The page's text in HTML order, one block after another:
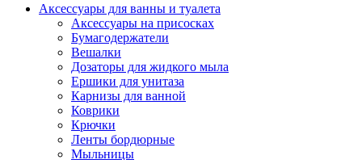
Аксессуары для ванны и туалета
Аксессуары на присосках
Бумагодержатели
Вешалки
Дозаторы для жидкого мыла
Ершики для унитаза
Карнизы для ванной
Коврики
Крючки
Ленты бордюрные
Мыльницы